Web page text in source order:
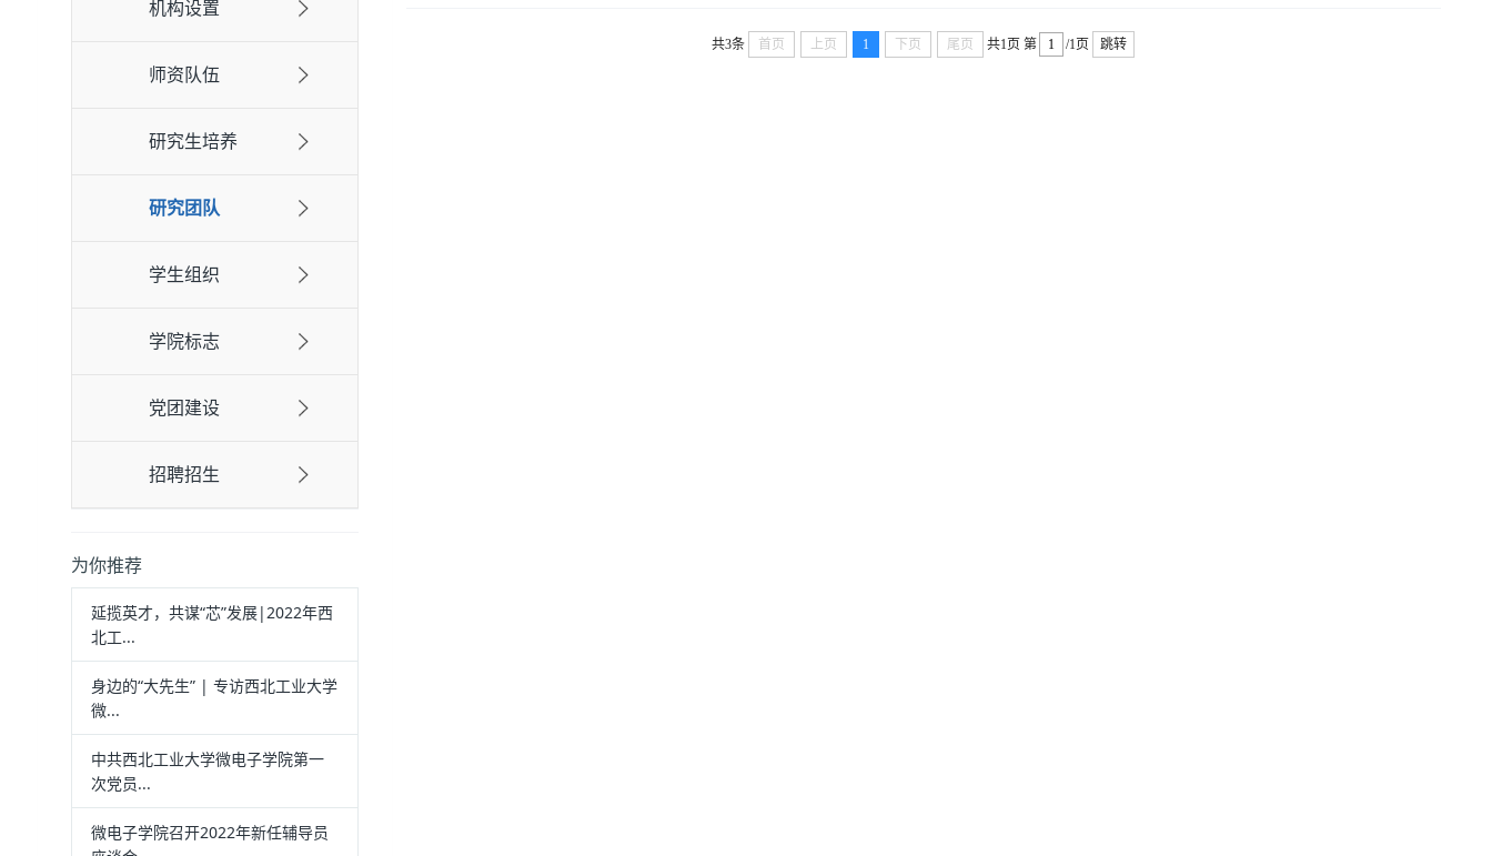
机构设置
师资队伍
研究生培养
研究团队
学生组织
学院标志
党团建设
招聘招生
为你推荐
延揽英才，共谋“芯”发展|2022年西
北工...
身边的“大先生” | 专访西北工业大学
微...
中共西北工业大学微电子学院第一
次党员...
微电子学院召开2022年新任辅导员
共3条 首页 上页 1 下页 尾页 共1页 第 /1页 跳转